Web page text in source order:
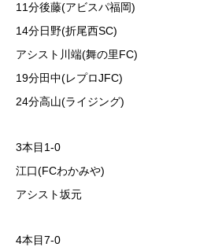
11分後藤(アビスパ福岡)
14分日野(折尾西SC)
アシスト川端(舞の里FC)
19分田中(レプロJFC)
24分高山(ライジング)
3本目1-0
江口(FCわかみや)
アシスト坂元
4本目7-0